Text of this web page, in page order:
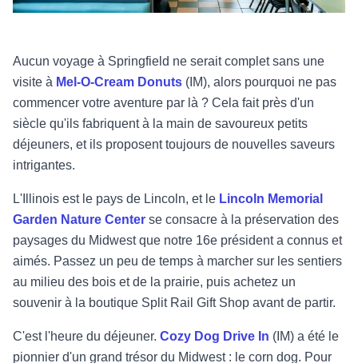
Aucun voyage à Springfield ne serait complet sans une
visite à Mel-O-Cream Donuts (IM), alors pourquoi ne pas
commencer votre aventure par là ? Cela fait près d'un
siècle qu'ils fabriquent à la main de savoureux petits
déjeuners, et ils proposent toujours de nouvelles saveurs
intrigantes.
L'Illinois est le pays de Lincoln, et le Lincoln Memorial
Garden Nature Center se consacre à la préservation des
paysages du Midwest que notre 16e président a connus et
aimés. Passez un peu de temps à marcher sur les sentiers
au milieu des bois et de la prairie, puis achetez un
souvenir à la boutique Split Rail Gift Shop avant de partir.
C'est l'heure du déjeuner. Cozy Dog Drive In (IM) a été le
pionnier d'un grand trésor du Midwest : le corn dog. Pour